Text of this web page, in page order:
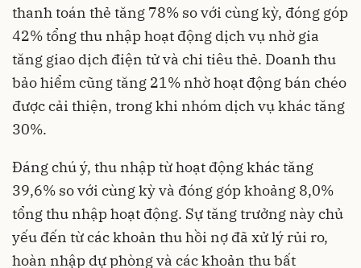
thanh toán thẻ tăng 78% so với cùng kỳ, đóng góp
42% tổng thu nhập hoạt động dịch vụ nhờ gia
tăng giao dịch điện tử và chi tiêu thẻ. Doanh thu
bảo hiểm cũng tăng 21% nhờ hoạt động bán chéo
được cải thiện, trong khi nhóm dịch vụ khác tăng
30%.
Đáng chú ý, thu nhập từ hoạt động khác tăng
39,6% so với cùng kỳ và đóng góp khoảng 8,0%
tổng thu nhập hoạt động. Sự tăng trưởng này chủ
yếu đến từ các khoản thu hồi nợ đã xử lý rủi ro,
hoàn nhập dự phòng và các khoản thu bất